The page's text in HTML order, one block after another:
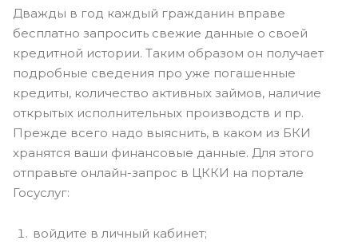
Дважды в год каждый гражданин вправе
бесплатно запросить свежие данные о своей
кредитной истории. Таким образом он получает
подробные сведения про уже погашенные
кредиты, количество активных займов, наличие
открытых исполнительных производств и пр.
Прежде всего надо выяснить, в каком из БКИ
хранятся ваши финансовые данные. Для этого
отправьте онлайн-запрос в ЦККИ на портале
Госуслуг:
войдите в личный кабинет;